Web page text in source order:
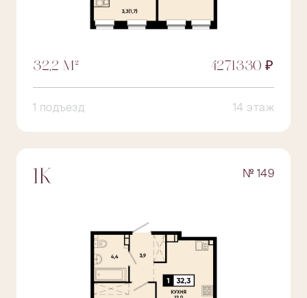
32,2 М² 4271330 ₽
1 подъезд 14 этаж
1К № 149